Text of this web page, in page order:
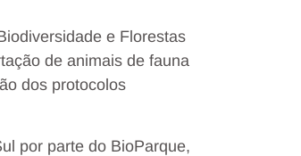
e Florestas
de animais de fauna
dos protocolos
por parte do BioParque,